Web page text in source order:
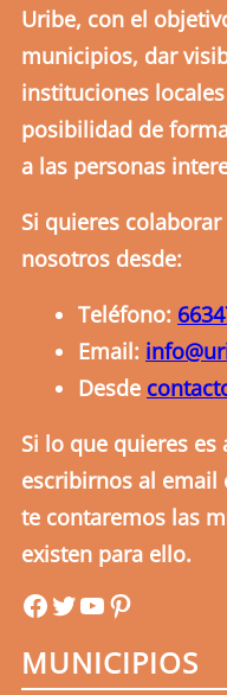
Uribe, con el
municipios, dar
instituciones
posibilidad de
a las personas
Si quieres
nosotros desde:
Teléfono:
Email:
Desde
Si lo que quieres
escribirnos al email
te contaremos las
existen para ello.
uribefmuribefmYouTube Pinterest
MUNICIPIOS